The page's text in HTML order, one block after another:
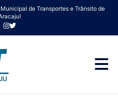
de Transportes e Trânsito de